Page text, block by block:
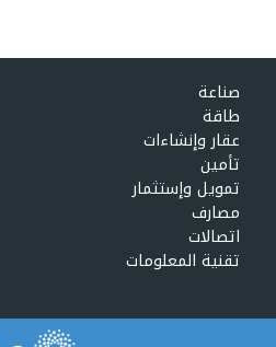
صناعة
طاقة
عقار وإنشاءات
تأمين
تمويل وإستثمار
مصارف
اتصالات
تقنية المعلومات